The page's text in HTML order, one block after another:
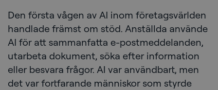
Den första vågen av AI inom företagsvärlden
handlade främst om stöd. Anställda använde
AI för att sammanfatta e-postmeddelanden,
utarbeta dokument, söka efter information
eller besvara frågor. AI var användbart, men
det var fortfarande människor som styrde